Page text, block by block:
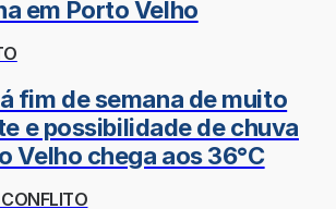
em Porto Velho
fim de semana de muito
e possibilidade de chuva
Velho chega aos 36°C